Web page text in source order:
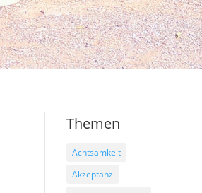
Themen
Achtsamkeit
Akzeptanz